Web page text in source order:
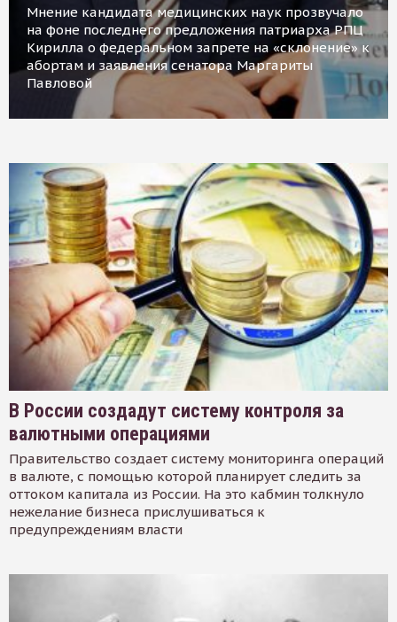
Мнение кандидата медицинских наук прозвучало
на фоне последнего предложения патриарха РПЦ
Кирилла о федеральном запрете на «склонение» к
абортам и заявления сенатора Маргариты
Павловой
В России создадут систему контроля за
валютными операциями
Правительство создает систему мониторинга операций
в валюте, с помощью которой планирует следить за
оттоком капитала из России. На это кабмин толкнуло
нежелание бизнеса прислушиваться к
предупреждениям власти